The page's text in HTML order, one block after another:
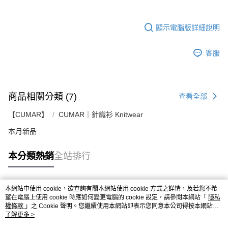
顯示電腦版詳細說明
客服
商品相關分類 (7) 查看全部
【CUMAR】 CUMAR｜針織衫 Knitwear
本月新品
本分類熱銷全站排行
熱門標籤
本網站中使用 cookie，欲查詢有關本網站使用 cookie 方式之詳情，及若您不希
望在電腦上使用 cookie 時應如何變更電腦的 cookie 設定，請參閱本網站「 隱私
權條款 」之 Cookie 聲明。您繼續使用本網站即表示您同意本公司得按本網站使
用條款之 Cookie 聲明使用 cookie。
了解更多 >